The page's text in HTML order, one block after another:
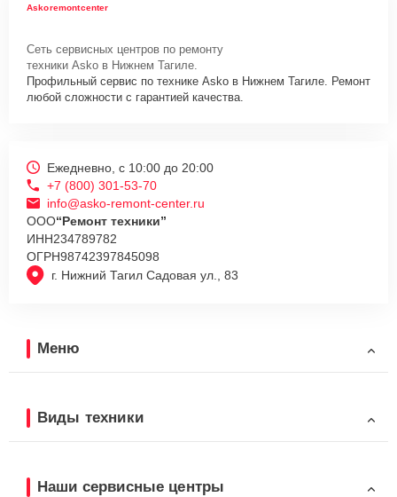
Askoremontcenter
Сеть сервисных центров по ремонту
техники Asko в Нижнем Тагиле.
Профильный сервис по технике Asko в Нижнем Тагиле. Ремонт
любой сложности с гарантией качества.
г. Нижний Тагил Садовая ул., 83
Ежедневно, с 10:00 до 20:00
+7 (800) 301-53-70
info@asko-remont-center.ru
ООО“Ремонт техники”
ИНН234789782
ОГРН98742397845098
Меню
Виды техники
Наши сервисные центры